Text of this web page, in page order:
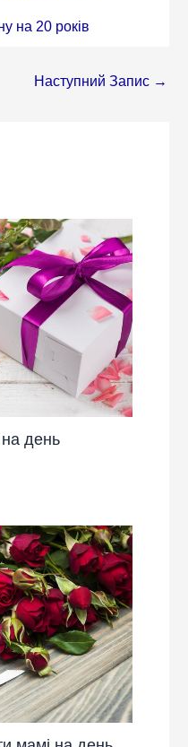
на 20 років
Наступний Запис →
день